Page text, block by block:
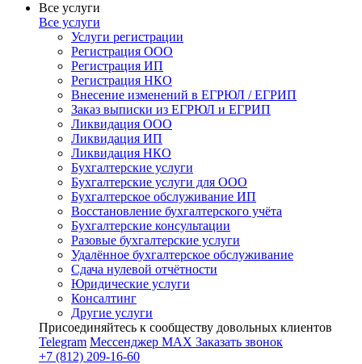
Все услуги
Все услуги
Услуги регистрации
Регистрация ООО
Регистрация ИП
Регистрация НКО
Внесение изменений в ЕГРЮЛ / ЕГРИП
Заказ выписки из ЕГРЮЛ и ЕГРИП
Ликвидация ООО
Ликвидация ИП
Ликвидация НКО
Бухгалтерские услуги
Бухгалтерские услуги для ООО
Бухгалтерское обслуживание ИП
Восстановление бухгалтерского учёта
Бухгалтерские консультации
Разовые бухгалтерские услуги
Удалённое бухгалтерское обслуживание
Сдача нулевой отчётности
Юридические услуги
Консалтинг
Другие услуги
Присоединяйтесь к сообществу довольных клиентов
Telegram Мессенджер MAX Заказать звонок
+7 (812) 209-16-60